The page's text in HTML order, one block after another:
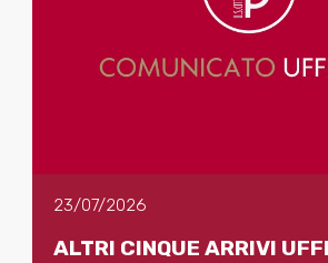
23/07/2026
ALTRI CINQUE ARRIVI